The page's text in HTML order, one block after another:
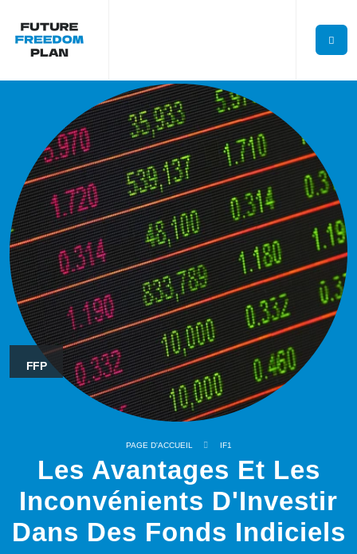
FFP
PAGE D'ACCUEIL IF1
Les Avantages Et Les
Inconvénients D'Investir
Dans Des Fonds Indiciels